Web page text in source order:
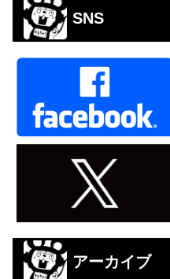
SNS
アーカイブ